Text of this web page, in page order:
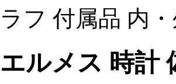
ラフ 付属品 内
エルメス 時計